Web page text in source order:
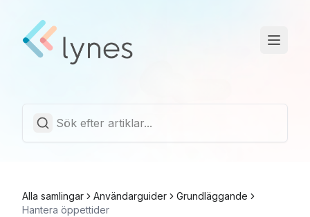
Alla samlingar Användarguider
Grundläggande
Hantera öppettider